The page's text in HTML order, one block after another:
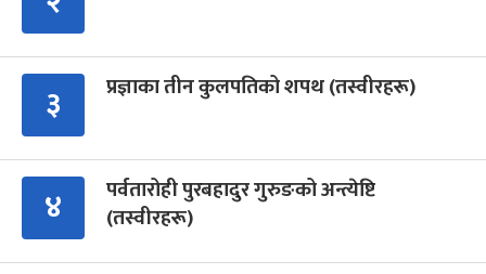
३ प्रज्ञाका तीन कुलपतिको शपथ (तस्वीरहरू)
४
पर्वतारोही पुरबहादुर गुरुङको अन्त्येष्टि
(तस्वीरहरू)